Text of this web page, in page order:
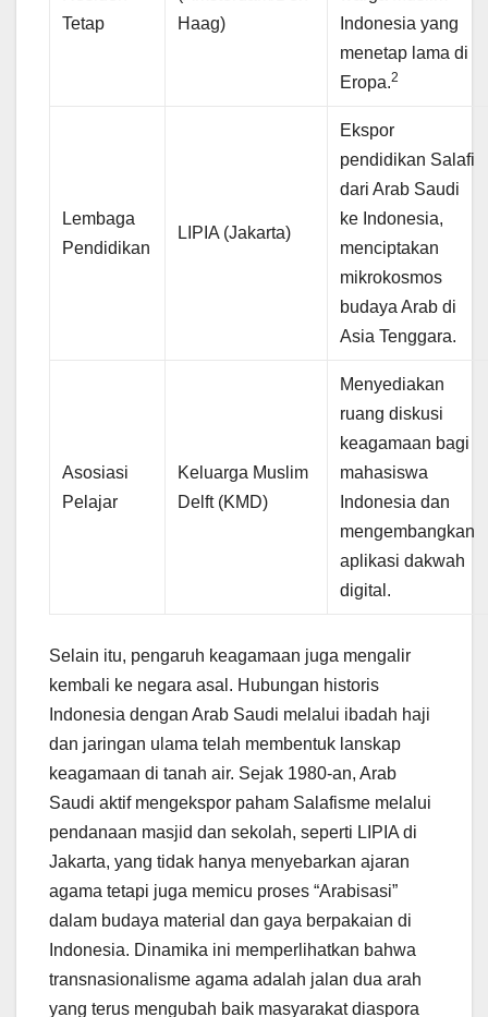
Tetap
Haag)
Indonesia yang
menetap lama di
Eropa.2
Lembaga
Pendidikan
LIPIA (Jakarta)
Ekspor
pendidikan Salafi
dari Arab Saudi
ke Indonesia,
menciptakan
mikrokosmos
budaya Arab di
Asia Tenggara.
Asosiasi
Pelajar
Keluarga Muslim
Delft (KMD)
Menyediakan
ruang diskusi
keagamaan bagi
mahasiswa
Indonesia dan
mengembangkan
aplikasi dakwah
digital.
Selain itu, pengaruh keagamaan juga mengalir
kembali ke negara asal. Hubungan historis
Indonesia dengan Arab Saudi melalui ibadah haji
dan jaringan ulama telah membentuk lanskap
keagamaan di tanah air. Sejak 1980-an, Arab
Saudi aktif mengekspor paham Salafisme melalui
pendanaan masjid dan sekolah, seperti LIPIA di
Jakarta, yang tidak hanya menyebarkan ajaran
agama tetapi juga memicu proses “Arabisasi”
dalam budaya material dan gaya berpakaian di
Indonesia. Dinamika ini memperlihatkan bahwa
transnasionalisme agama adalah jalan dua arah
yang terus mengubah baik masyarakat diaspora